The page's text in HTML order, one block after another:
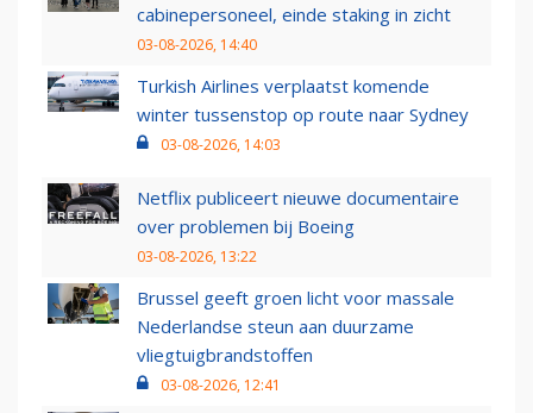
cabinepersoneel, einde staking in zicht
03-08-2026, 14:40
Turkish Airlines verplaatst komende
winter tussenstop op route naar Sydney
03-08-2026, 14:03
Netflix publiceert nieuwe documentaire
over problemen bij Boeing
03-08-2026, 13:22
Brussel geeft groen licht voor massale
Nederlandse steun aan duurzame
vliegtuigbrandstoffen
03-08-2026, 12:41